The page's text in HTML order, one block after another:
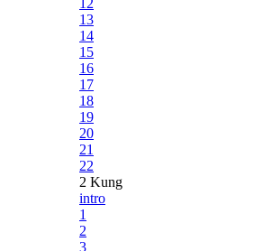
12
13
14
15
16
17
18
19
20
21
22
2 Kung
intro
1
2
3